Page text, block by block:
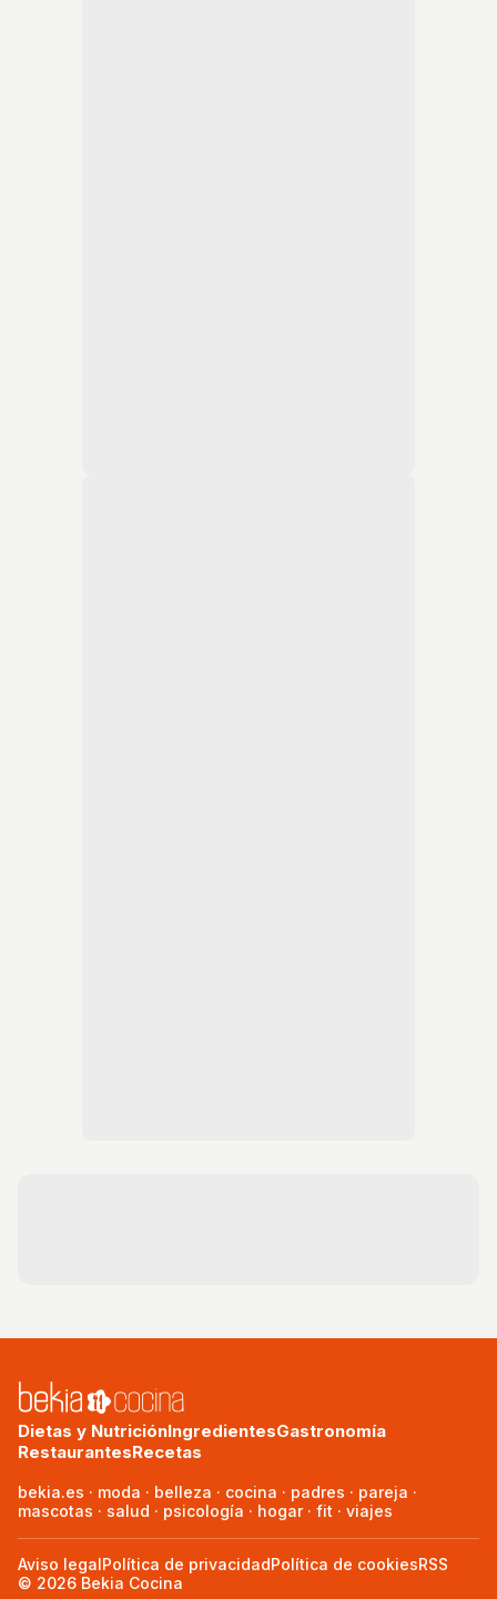
Dietas y NutriciónIngredientesGastronomía
RestaurantesRecetas
bekia.es · moda · belleza · cocina · padres · pareja ·
mascotas · salud · psicología · hogar· fit · viajes
Aviso legalPolítica de privacidadPolítica de cookiesRSS
© 2026 Bekia Cocina